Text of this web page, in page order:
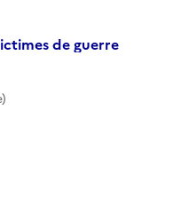
de guerre